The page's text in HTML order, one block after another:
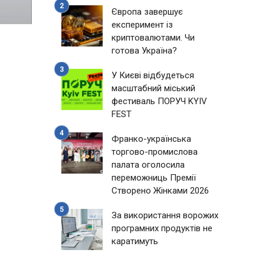
Європа завершує
експеримент із
криптовалютами. Чи
готова Україна?
У Києві відбудеться
масштабний міський
фестиваль ПОРУЧ KYIV
FEST
Франко-українська
торгово-промислова
палата оголосила
переможниць Премії
Створено Жінками 2026
За використання ворожих
програмних продуктів не
каратимуть